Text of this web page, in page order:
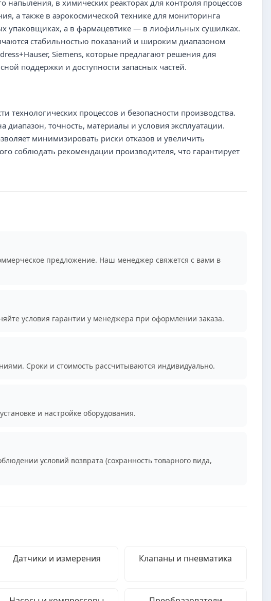
напыления, в химических реакторах для контроля процессов
а также в аэрокосмической технике для мониторинга
упаковщиках, а в фармацевтике — в лиофильных сушилках.
стабильностью показаний и широким диапазоном
Siemens, которые предлагают решения для
поддержки и доступности запасных частей.
процессов и безопасности производства.
точность, материалы и условия эксплуатации.
минимизировать риски отказов и увеличить
соблюдать рекомендации производителя, что гарантирует
предложение. Наш менеджер свяжется с вами в
условия гарантии у менеджера при оформлении заказа.
Сроки и стоимость рассчитываются индивидуально.
и настройке оборудования.
условий возврата (сохранность товарного вида,
Датчики и измерения Клапаны и пневматика